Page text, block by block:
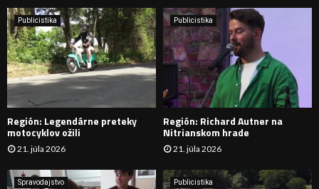
i
e
:
H
D
A
Publicistika
Región: Legendárne preteky
motocyklov ožili
21. júla 2026
Publicistika
Región: Richard Autner na
Nitrianskom hrade
21. júla 2026
Spravodajstvo Publicistika